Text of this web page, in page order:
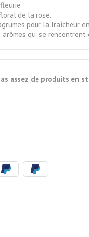
de la rose.
pour la fraîcheur
qui se rencontrent
assez de produits en